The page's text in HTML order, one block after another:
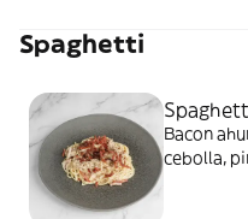
Spaghetti
Bacon
cebolla,